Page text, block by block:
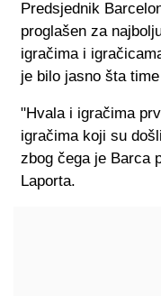
Predsjednik
proglašen za
igračima i
je bilo jasno šta
"Hvala i igračima
igračima koji su
zbog čega je Barca
Laporta.